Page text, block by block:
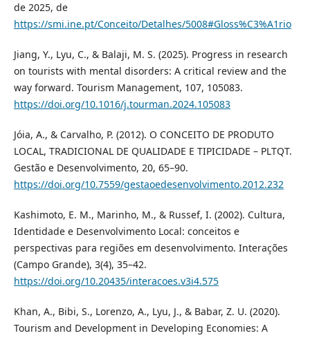
de 2025, de
https://smi.ine.pt/Conceito/Detalhes/5008#Gloss%C3%A1rio
Jiang, Y., Lyu, C., & Balaji, M. S. (2025). Progress in research
on tourists with mental disorders: A critical review and the
way forward. Tourism Management, 107, 105083.
https://doi.org/10.1016/j.tourman.2024.105083
Jóia, A., & Carvalho, P. (2012). O CONCEITO DE PRODUTO
LOCAL, TRADICIONAL DE QUALIDADE E TIPICIDADE – PLTQT.
Gestão e Desenvolvimento, 20, 65–90.
https://doi.org/10.7559/gestaoedesenvolvimento.2012.232
Kashimoto, E. M., Marinho, M., & Russef, I. (2002). Cultura,
Identidade e Desenvolvimento Local: conceitos e
perspectivas para regiões em desenvolvimento. Interações
(Campo Grande), 3(4), 35–42.
https://doi.org/10.20435/interacoes.v3i4.575
Khan, A., Bibi, S., Lorenzo, A., Lyu, J., & Babar, Z. U. (2020).
Tourism and Development in Developing Economies: A